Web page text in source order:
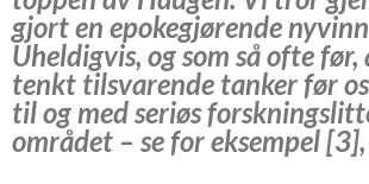
gjort en epokegjørende
Uheldigvis, og som så ofte
tenkt tilsvarende tanker før
til og med seriøs
området – se for eksempel